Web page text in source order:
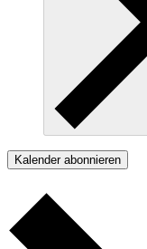
Kalender abonnieren